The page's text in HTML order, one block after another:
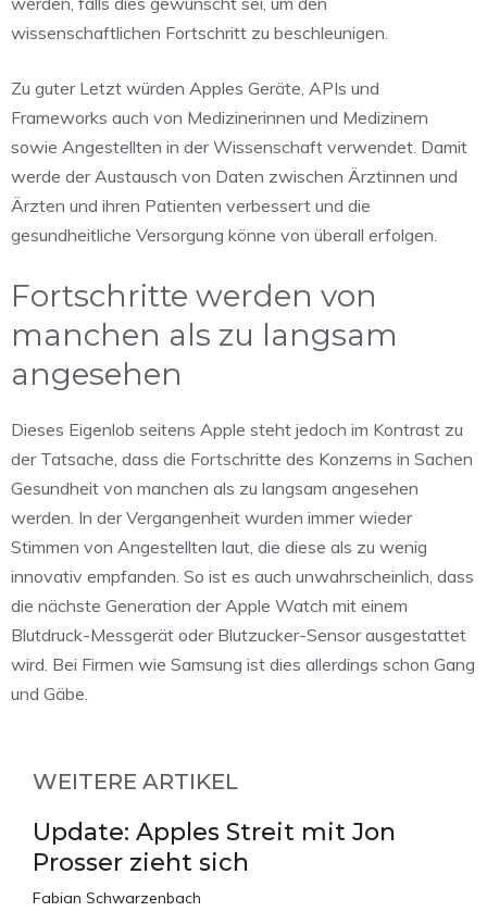
wissenschaftlichen Fortschritt zu beschleunigen.
Zu guter Letzt würden Apples Geräte, APIs und
Frameworks auch von Medizinerinnen und Medizinern
sowie Angestellten in der Wissenschaft verwendet. Damit
werde der Austausch von Daten zwischen Ärztinnen und
Ärzten und ihren Patienten verbessert und die
gesundheitliche Versorgung könne von überall erfolgen.
Fortschritte werden von
manchen als zu langsam
angesehen
Dieses Eigenlob seitens Apple steht jedoch im Kontrast zu
der Tatsache, dass die Fortschritte des Konzerns in Sachen
Gesundheit von manchen als zu langsam angesehen
werden. In der Vergangenheit wurden immer wieder
Stimmen von Angestellten laut, die diese als zu wenig
innovativ empfanden. So ist es auch unwahrscheinlich, dass
die nächste Generation der Apple Watch mit einem
Blutdruck-Messgerät oder Blutzucker-Sensor ausgestattet
wird. Bei Firmen wie Samsung ist dies allerdings schon Gang
und Gäbe.
WEITERE ARTIKEL
Update: Apples Streit mit Jon
Prosser zieht sich
Fabian Schwarzenbach